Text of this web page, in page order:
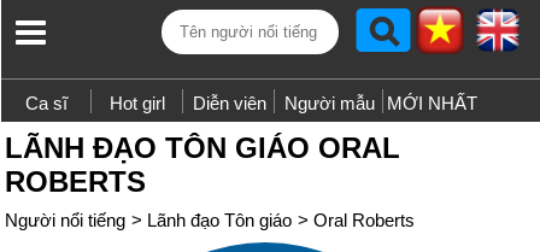
Ca sĩ Hot girl Diễn viên Người mẫu MỚI NHẤT
LÃNH ĐẠO TÔN GIÁO ORAL
ROBERTS
Người nổi tiếng > Lãnh đạo Tôn giáo > Oral Roberts